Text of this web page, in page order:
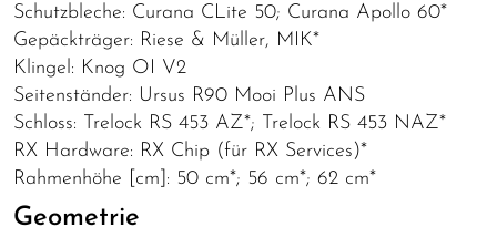
Schutzbleche: Curana CLite 50; Curana Apollo 60*
Gepäckträger: Riese & Müller, MIK*
Klingel: Knog OI V2
Seitenständer: Ursus R90 Mooi Plus ANS
Schloss: Trelock RS 453 AZ*; Trelock RS 453 NAZ*
RX Hardware: RX Chip (für RX Services)*
Rahmenhöhe [cm]: 50 cm*; 56 cm*; 62 cm*
Geometrie